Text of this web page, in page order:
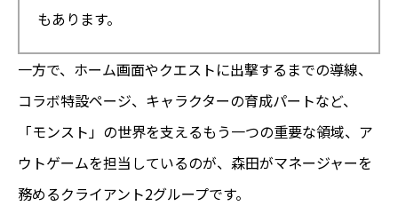
もあります。
一方で、ホーム画面やクエストに出撃するまでの導線、
コラボ特設ページ、キャラクターの育成パートなど、
「モンスト」の世界を支えるもう一つの重要な領域、ア
ウトゲームを担当しているのが、森田がマネージャーを
務めるクライアント2グループです。